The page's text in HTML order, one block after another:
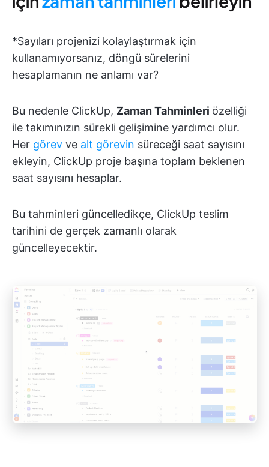
*Sayıları projenizi kolaylaştırmak için
kullanamıyorsanız, döngü sürelerini
hesaplamanın ne anlamı var?
Bu nedenle ClickUp, Zaman Tahminleri özelliği
ile takımınızın sürekli gelişimine yardımcı olur.
Her görev ve alt görevin süreceği saat sayısını
ekleyin, ClickUp proje başına toplam beklenen
saat sayısını hesaplar.
Bu tahminleri güncelledikçe, ClickUp teslim
tarihini de gerçek zamanlı olarak
güncelleyecektir.